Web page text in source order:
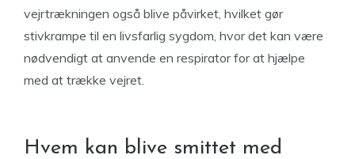
vejrtrækningen også blive påvirket, hvilket gør
stivkrampe til en livsfarlig sygdom, hvor det kan være
nødvendigt at anvende en respirator for at hjælpe
med at trække vejret.
Hvem kan blive smittet med